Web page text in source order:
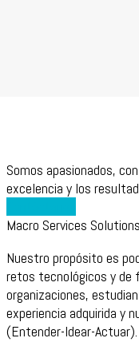
Somos apasionados,
excelencia y los
Macro Services Solutions
Nuestro propósito es
retos tecnológicos y de
organizaciones,
experiencia adquirida y
(Entender-Idear-Actuar).